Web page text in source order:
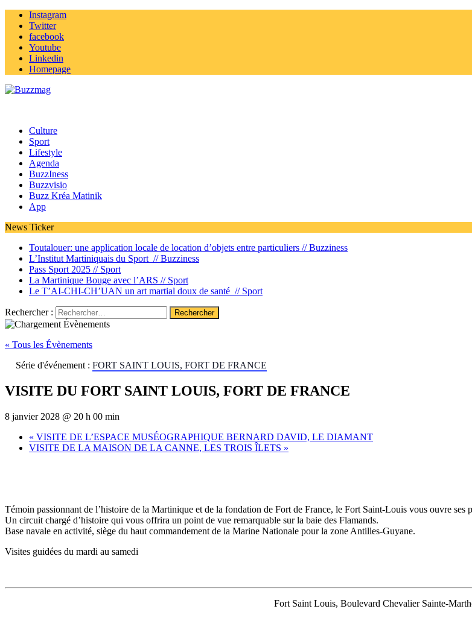
Instagram
Twitter
facebook
Youtube
Linkedin
Homepage
Culture
Sport
Lifestyle
Agenda
BuzzIness
Buzzvisio
Buzz Kréa Matinik
App
News Ticker
Toutalouer: une application locale de location d’objets entre particuliers //Buzziness
L’Institut Martiniquais du Sport //Buzziness
Pass Sport 2025 // Sport
La Martinique Bouge avec l’ARS // Sport
Le T’AI-CHI-CH’UAN un art martial doux de santé // Sport
Rechercher :
« Tous les Évènements
Série d'événement : FORT SAINT LOUIS, FORT DE FRANCE
VISITE DU FORT SAINT LOUIS, FORT DE FRANCE
8 janvier 2028 @ 20 h 00 min
« VISITE DE L’ESPACE MUSÉOGRAPHIQUE BERNARD DAVID, LE DIAMANT
VISITE DE LA MAISON DE LA CANNE, LES TROIS ÎLETS »
Témoin passionnant de l’histoire de la Martinique et de la fondation de Fort de France, le Fort Saint-Louis vous ouvre
Un circuit chargé d’histoire qui vous offrira un point de vue remarquable sur la baie des Flamands.
Base navale en activité, siège du haut commandement de la Marine Nationale pour la zone Antilles-Guyane.
Visites guidées du mardi au samedi
Fort Saint Louis, Boulevard Chevalier Sainte-